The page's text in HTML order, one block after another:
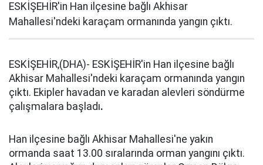
ESKİŞEHİR'in Han ilçesine bağlı Akhisar
Mahallesi'ndeki karaçam ormanında yangın çıktı.
ESKİŞEHİR,(DHA)- ESKİŞEHİR'in Han ilçesine bağlı
Akhisar Mahallesi'ndeki karaçam ormanında yangın
çıktı. Ekipler havadan ve karadan alevleri söndürme
çalışmalara başladı.
Han ilçesine bağlı Akhisar Mahallesi'ne yakın
ormanda saat 13.00 sıralarında orman yangını çıktı.